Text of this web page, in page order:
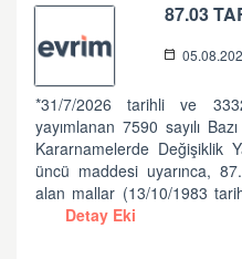
87.03
*31/7/2026 tarihli ve
yayımlanan 7590 sayılı
Kararnamelerde Değişiklik
üncü maddesi uyarınca,
alan mallar (13/10/1983
Detay Eki